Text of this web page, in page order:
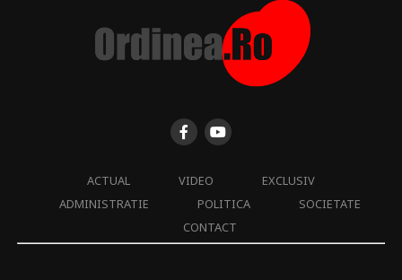
ACTUAL VIDEO
EXCLUSIV
ADMINISTRATIE
POLITICA
SOCIETATE
CONTACT